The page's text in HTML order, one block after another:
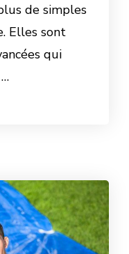
de simples
Elles sont
qui